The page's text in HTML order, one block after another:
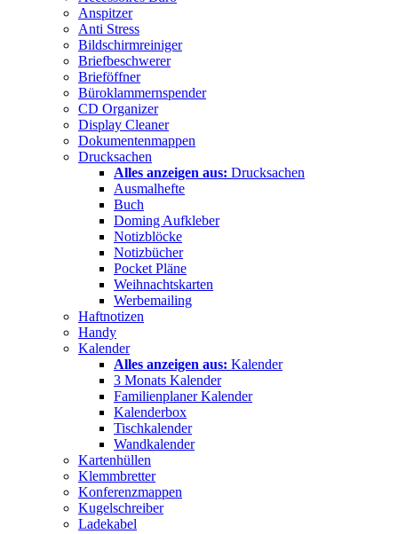
Anspitzer
Anti Stress
Bildschirmreiniger
Briefbeschwerer
Brieföffner
Büroklammernspender
CD Organizer
Display Cleaner
Dokumentenmappen
Drucksachen
Alles anzeigen aus: Drucksachen
Ausmalhefte
Buch
Doming Aufkleber
Notizblöcke
Notizbücher
Pocket Pläne
Weihnachtskarten
Werbemailing
Haftnotizen
Handy
Kalender
Alles anzeigen aus: Kalender
3 Monats Kalender
Familienplaner Kalender
Kalenderbox
Tischkalender
Wandkalender
Kartenhüllen
Klemmbretter
Konferenzmappen
Kugelschreiber
Ladekabel